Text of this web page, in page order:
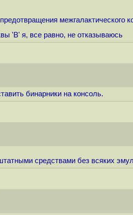
межгалактического
'В' я, все равно, не отказываюсь
бинарники на консоль.
средствами без всяких